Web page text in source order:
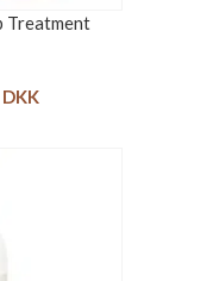
Treatment
DKK